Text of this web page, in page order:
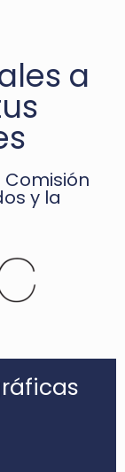
a
y la